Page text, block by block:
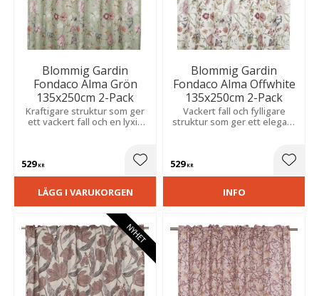
Blommig Gardin
Fondaco Alma Grön
135x250cm 2-Pack
Kraftigare struktur som ger
ett vackert fall och en lyxig
en romantisk och livfull
529KR Lägg till i favoriter
LÄGG I VARUKORGEN
Blommig Gardin
Fondaco Alma Offwhite
135x250cm 2-Pack
Vackert fall och fylligare
struktur som ger ett elegant
529KR
INFO
NYHET